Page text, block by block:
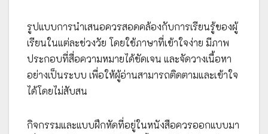
รูปแบบการนำเสนอควรสอดคล้องกับการเรียนรู้ของผู้
เรียนในแต่ละช่วงวัย โดยใช้ภาษาที่เข้าใจง่าย มีภาพ
ประกอบที่สื่อความหมายได้ชัดเจน และจัดวางเนื้อหา
อย่างเป็นระบบ เพื่อให้ผู้อ่านสามารถติดตามและเข้าใจ
ได้โดยไม่สับสน
กิจกรรมและแบบฝึกหัดที่อยู่ในหนังสือควรออกแบบมา